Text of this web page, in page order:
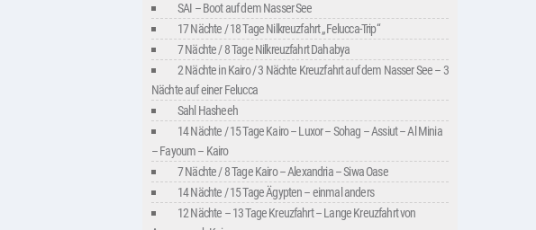
SAI – Boot auf dem Nasser See
17 Nächte / 18 Tage Nilkreuzfahrt „Felucca-Trip“
7 Nächte / 8 Tage Nilkreuzfahrt Dahabya
2 Nächte in Kairo / 3 Nächte Kreuzfahrt auf dem Nasser See – 3
Nächte auf einer Felucca
Sahl Hasheeh
14 Nächte / 15 Tage Kairo – Luxor – Sohag – Assiut – Al Minia
– Fayoum – Kairo
7 Nächte / 8 Tage Kairo – Alexandria – Siwa Oase
14 Nächte / 15 Tage Ägypten – einmal anders
12 Nächte – 13 Tage Kreuzfahrt – Lange Kreuzfahrt von